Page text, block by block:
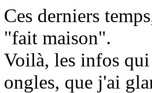
Ces derniers
"fait maison".
Voilà, les infos qui
ongles, que j'ai